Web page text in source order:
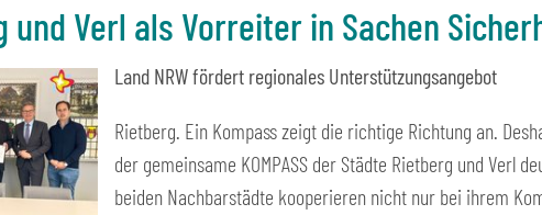
und Verl als Vorreiter in Sachen
Land NRW fördert regionales Unterstützungsangebot
Rietberg. Ein Kompass zeigt die richtige Richtung an.
der gemeinsame KOMPASS der Städte Rietberg und Verl
beiden Nachbarstädte kooperieren nicht nur bei ihrem